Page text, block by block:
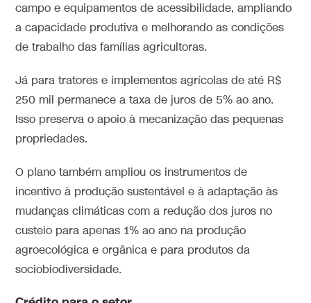
campo e equipamentos de acessibilidade, ampliando
a capacidade produtiva e melhorando as condições
de trabalho das famílias agricultoras.
Já para tratores e implementos agrícolas de até R$
250 mil permanece a taxa de juros de 5% ao ano.
Isso preserva o apoio à mecanização das pequenas
propriedades.
O plano também ampliou os instrumentos de
incentivo à produção sustentável e à adaptação às
mudanças climáticas com a redução dos juros no
custeio para apenas 1% ao ano na produção
agroecológica e orgânica e para produtos da
sociobiodiversidade.